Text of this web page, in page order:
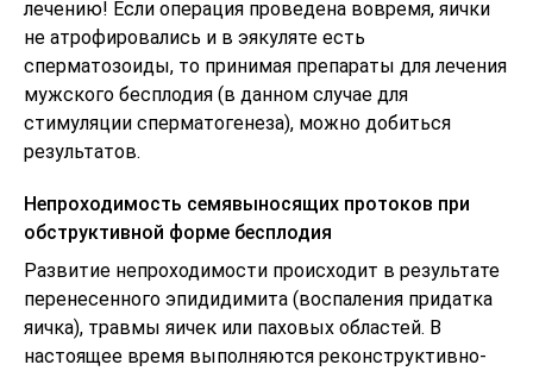
лечению! Если операция проведена вовремя, яички
не атрофировались и в эякуляте есть
сперматозоиды, то принимая препараты для лечения
мужского бесплодия (в данном случае для
стимуляции сперматогенеза), можно добиться
результатов.
Непроходимость семявыносящих протоков при
обструктивной форме бесплодия
Развитие непроходимости происходит в результате
перенесенного эпидидимита (воспаления придатка
яичка), травмы яичек или паховых областей. В
настоящее время выполняются реконструктивно-